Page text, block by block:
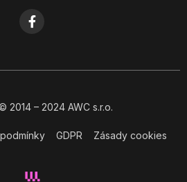
2014 – 2024 AWC s.r.o.
GDPR Zásady cookies